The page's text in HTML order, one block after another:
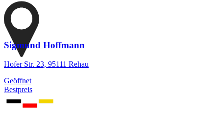
Sigmund Hoffmann
Hofer Str. 23, 95111 Rehau
Geöffnet
Bestpreis